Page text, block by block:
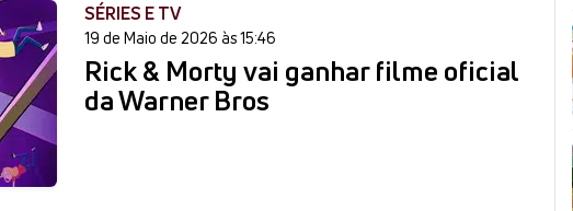
SÉRIES E TV
19 de Maio de 2026 às 15:46
Rick & Morty vai ganhar filme oficial
da Warner Bros